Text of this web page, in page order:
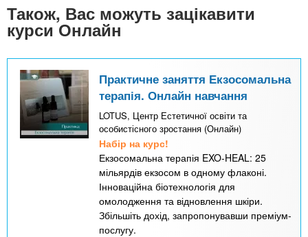
Також, Вас можуть зацікавити
курси Онлайн
Практичне заняття Екзосомальна
терапія. Онлайн навчання
LOTUS, Центр Естетичної освіти та
особистісного зростання (Онлайн)
Набір на курс!
Екзосомальна терапія EXO-HEAL: 25
мільярдів екзосом в одному флаконі.
Інноваційна біотехнологія для
омолодження та відновлення шкіри.
Збільшіть дохід, запропонувавши преміум-
послугу.